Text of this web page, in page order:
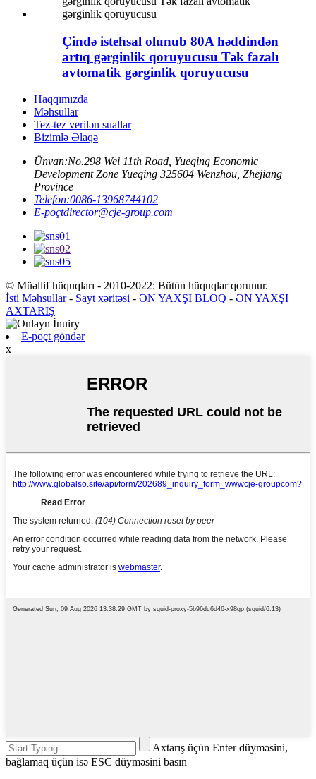
Çində istehsal olunub 80A həddindən
artıq gərginlik qoruyucusu Tək fazalı
avtomatik gərginlik qoruyucusu
Haqqımızda
Məhsullar
Tez-tez verilən suallar
Bizimlə Əlaqə
Ünvan:No.298 Wei 11th Road, Yueqing Economic
Development Zone Yueqing 325604 Wenzhou, Zhejiang
Province
Telefon:0086-13968744102
E-poçtdirector@cje-group.com
© Müəllif hüquqları - 2010-2022: Bütün hüquqlar qorunur.
İsti Məhsullar- Sayt xəritəsi - ƏN YAXŞI BLOQ - ƏN YAXŞI
AXTARIŞ
E-poçt göndər
x
Axtarış üçün Enter düyməsini,
bağlamaq üçün isə ESC düyməsini basın